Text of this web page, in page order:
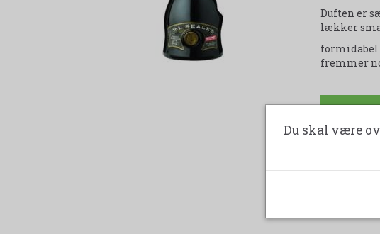
Duften er
lækker
formidabel
fremmer
En kasse
Du skal være